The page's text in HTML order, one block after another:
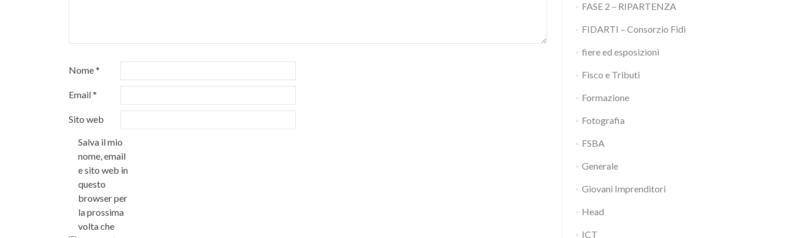
Nome*
Email*
Sito web
Salva il mio
nome, email
e sito web in
questo
browser per
la prossima
volta che
FASE 2 – RIPARTENZA
FIDARTI – Consorzio Fidi
fiere ed esposizioni
Fisco e Tributi
Formazione
Fotografia
FSBA
Generale
Giovani Imprenditori
Head
ICT